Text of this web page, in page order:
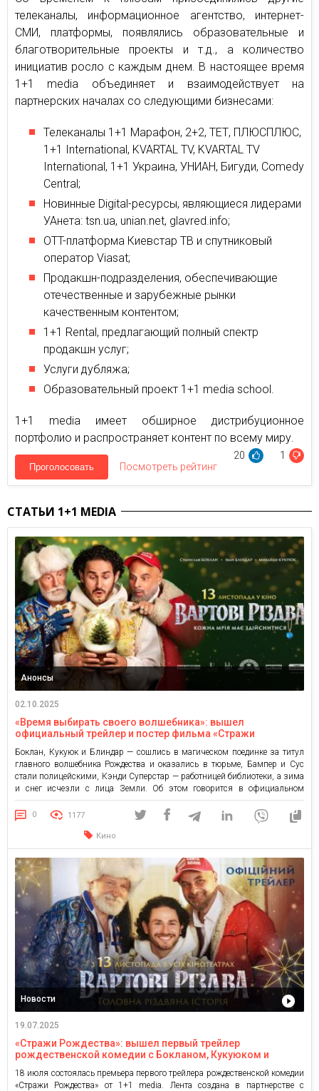
телеканалы, информационное агентство, интернет-
СМИ, платформы, появлялись образовательные и
благотворительные проекты и т.д., а количество
инициатив росло с каждым днем. В настоящее время
1+1 media объединяет и взаимодействует на
партнерских началах со следующими бизнесами:
Телеканалы 1+1 Марафон, 2+2, ТЕТ, ПЛЮСПЛЮС,
1+1 International, KVARTAL TV, KVARTAL TV
International, 1+1 Украина, УНИАН, Бигуди, Comedy
Central;
Новинные Digital-ресурсы, являющиеся лидерами
УАнета: tsn.ua, unian.net, glavred.info;
OTT-платформа Киевстар ТВ и спутниковый
оператор Viasat;
Продакшн-подразделения, обеспечивающие
отечественные и зарубежные рынки
качественным контентом;
1+1 Rental, предлагающий полный спектр
продакшн услуг;
Услуги дубляжа;
Образовательный проект 1+1 media school.
1+1 media имеет обширное дистрибуционное
портфолио и распространяет контент по всему миру.
20 1
Проголосовать Посмотреть рейтинг
СТАТЬИ 1+1 MEDIA
Анонсы
02.10.2025
«Время выбирать своего волшебника»: вышел
официальный трейлер и постер фильма «Стражи
главных ролях
Боклан, Кукуюк и Блиндар — сошлись в магическом поединке за титул
главного волшебника Рождества и оказались в тюрьме, Бампер и Сус
стали полицейскими, Кэнди Суперстар — работницей библиотеки, а зима
и снег исчезли с лица Земли. Об этом говорится в официальном
трейлере рождественской комедии для всей семьи «Стражи Рождества»,
премьера которой состоится 13 ноября в […]
0 1177
Кино
Новости
19.07.2025
«Стражи Рождества»: вышел первый трейлер
рождественской комедии с Бокланом, Кукуюком и
18 июля состоялась премьера первого трейлера рождественской комедии
«Стражи Рождества» от 1+1 media. Лента создана в партнерстве с